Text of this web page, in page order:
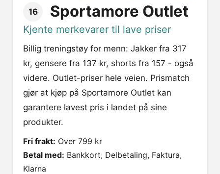
16 Sportamore Outlet
Kjente merkevarer til lave priser
Billig treningstøy for menn: Jakker fra 317
kr, gensere fra 137 kr, shorts fra 157 - også
videre. Outlet-priser hele veien. Prismatch
gjør at kjøp på Sportamore Outlet kan
garantere lavest pris i landet på sine
produkter.
Fri frakt: Over 799 kr
Betal med:
Klarna